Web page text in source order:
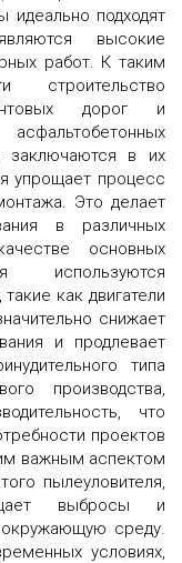
идеально подходят
высокие
работ. К таким
строительство
дорог и
заключаются в их
упрощает процесс
Это делает
в различных
основных
используются
как двигатели
снижает
и продлевает
типа
производства,
что
проектов
важным аспектом
пылеуловителя,
выбросы и
среду.
условиях,